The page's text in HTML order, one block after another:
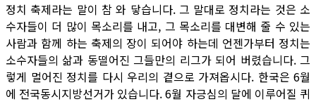
정치 축제라는 말이 참 와 닿습니다. 그 말대로 정치라는 것은 소
수자들이 더 많이 목소리를 내고, 그 목소리를 대변해 줄 수 있는
사람과 함께 하는 축제의 장이 되어야 하는데 언젠가부터 정치는
소수자들의 삶과 동떨어진 그들만의 리그가 되어 버렸습니다. 그
렇게 멀어진 정치를 다시 우리의 곁으로 가져옵시다. 한국은 6월
에 전국동시지방선거가 있습니다. 6월 자긍심의 달에 이루어질 퀴